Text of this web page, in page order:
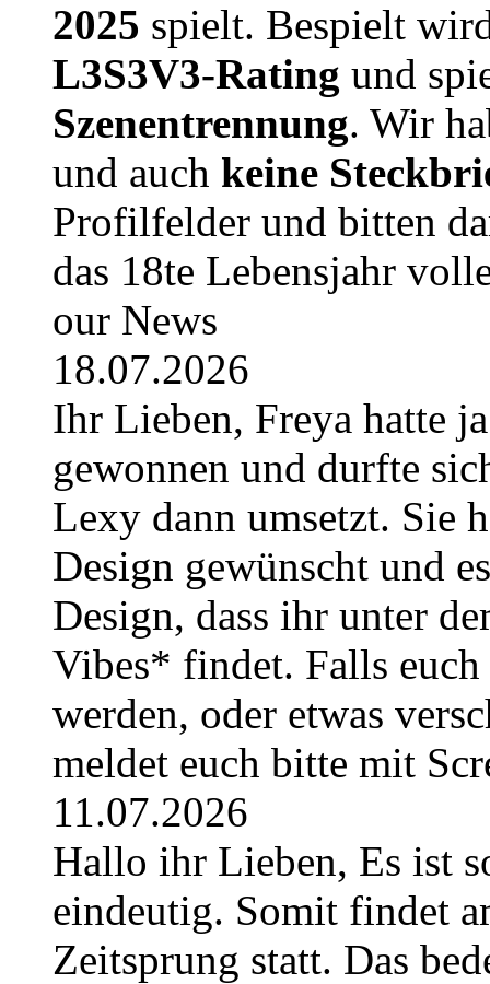
2025 spielt. Bespielt
L3S3V3-Rating und
Szenentrennung. Wir
und auch keine
Profilfelder und bitten
das 18te Lebensjahr
our News
18.07.2026
Ihr Lieben, Freya hatte
gewonnen und durfte
Lexy dann umsetzt. Sie
Design gewünscht und
Design, dass ihr unter
Vibes* findet. Falls
werden, oder etwas
meldet euch bitte mit
11.07.2026
Hallo ihr Lieben, Es ist
eindeutig. Somit findet
Zeitsprung statt. Das